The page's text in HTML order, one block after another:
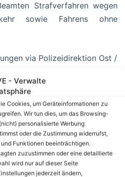
- Verwalte
Cookies, um Geräteinformationen zu
Wir tun dies, um das Browsing-
personalisierte Werbung
oder die Zustimmung widerrufst,
Funktionen beeinträchtigen.
zuzustimmen oder eine detaillierte
wird nur auf dieser Seite
jederzeit ändern,
Strafverfahren wegen
sowie Fahrens ohne
via Polizeidirektion Ost /
Bernau|
Polizeiinspektion Barnim